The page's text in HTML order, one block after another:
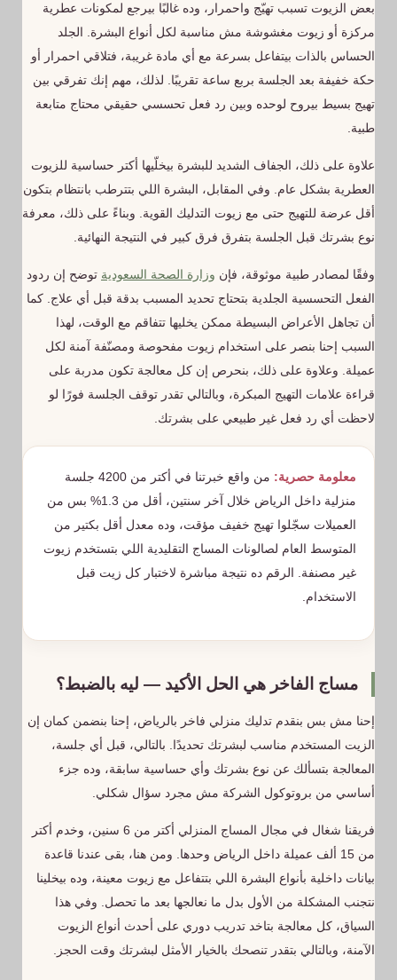
بعض الزيوت تسبب تهيّج واحمرار، وده غالبًا بيرجع لمكونات عطرية
مركزة أو زيوت مغشوشة مش مناسبة لكل أنواع البشرة. الجلد
الحساس بالذات بيتفاعل بسرعة مع أي مادة غريبة، فتلاقي احمرار أو
حكة خفيفة بعد الجلسة بربع ساعة تقريبًا. لذلك، مهم إنك تفرقي بين
تهيج بسيط بيروح لوحده وبين رد فعل تحسسي حقيقي محتاج متابعة
طبية.
علاوة على ذلك، الجفاف الشديد للبشرة بيخلّيها أكتر حساسية للزيوت
العطرية بشكل عام. وفي المقابل، البشرة اللي بتترطب بانتظام بتكون
أقل عرضة للتهيج حتى مع زيوت التدليك القوية. وبناءً على ذلك، معرفة
نوع بشرتك قبل الجلسة بتفرق فرق كبير في النتيجة النهائية.
وفقًا لمصادر طبية موثوقة، فإن وزارة الصحة السعودية توضح إن ردود
الفعل التحسسية الجلدية بتحتاج تحديد المسبب بدقة قبل أي علاج. كما
أن تجاهل الأعراض البسيطة ممكن يخليها تتفاقم مع الوقت، لهذا
السبب إحنا بنصر على استخدام زيوت مفحوصة ومصنّفة آمنة لكل
عميلة. وعلاوة على ذلك، بنحرص إن كل معالجة تكون مدربة على
قراءة علامات التهيج المبكرة، وبالتالي تقدر توقف الجلسة فورًا لو
لاحظت أي رد فعل غير طبيعي على بشرتك.
معلومة حصرية:
من واقع خبرتنا في أكتر من 4200 جلسة
منزلية داخل الرياض خلال آخر سنتين، أقل من 1.3% بس من
العميلات سجّلوا تهيج خفيف مؤقت، وده معدل أقل بكتير من
المتوسط العام لصالونات المساج التقليدية اللي بتستخدم زيوت
غير مصنفة. الرقم ده نتيجة مباشرة لاختبار كل زيت قبل
الاستخدام.
مساج الفاخر هي الحل الأكيد — ليه بالضبط؟
إحنا مش بس بنقدم تدليك منزلي فاخر بالرياض، إحنا بنضمن كمان إن
الزيت المستخدم مناسب لبشرتك تحديدًا. بالتالي، قبل أي جلسة،
المعالجة بتسألك عن نوع بشرتك وأي حساسية سابقة، وده جزء
أساسي من بروتوكول الشركة مش مجرد سؤال شكلي.
فريقنا شغال في مجال المساج المنزلي أكتر من 6 سنين، وخدم أكتر
من 15 ألف عميلة داخل الرياض وحدها. ومن هنا، بقى عندنا قاعدة
بيانات داخلية بأنواع البشرة اللي بتتفاعل مع زيوت معينة، وده بيخلينا
نتجنب المشكلة من الأول بدل ما نعالجها بعد ما تحصل. وفي هذا
السياق، كل معالجة بتاخد تدريب دوري على أحدث أنواع الزيوت
الآمنة، وبالتالي بتقدر تنصحك بالخيار الأمثل لبشرتك وقت الحجز.